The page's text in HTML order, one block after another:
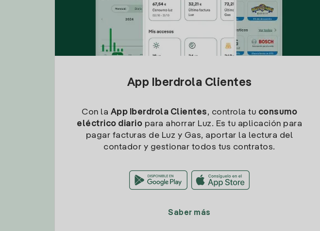
App Iberdrola Clientes
Con la App Iberdrola Clientes, controla tu consumo
eléctrico diario para ahorrar Luz. Es tu aplicación para
pagar facturas de Luz y Gas, aportar la lectura del
contador y gestionar todos tus contratos.
Saber más